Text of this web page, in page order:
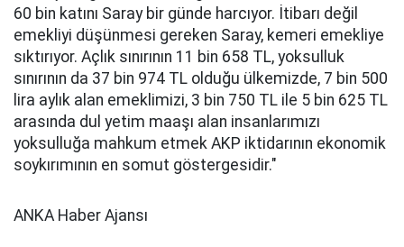
60 bin katını Saray bir günde harcıyor. İtibarı değil
emekliyi düşünmesi gereken Saray, kemeri emekliye
sıktırıyor. Açlık sınırının 11 bin 658 TL, yoksulluk
sınırının da 37 bin 974 TL olduğu ülkemizde, 7 bin 500
lira aylık alan emeklimizi, 3 bin 750 TL ile 5 bin 625 TL
arasında dul yetim maaşı alan insanlarımızı
yoksulluğa mahkum etmek AKP iktidarının ekonomik
soykırımının en somut göstergesidir."
ANKA Haber Ajansı